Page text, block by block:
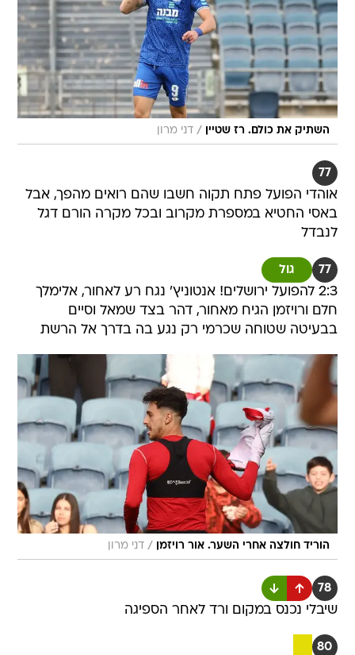
השתיק את כולם. רז שטיין / דני מרון
77
אוהדי הפועל פתח תקוה חשבו שהם רואים מהפך, אבל
באסי החטיא במספרת מקרוב ובכל מקרה הורם דגל
לנבדל
77 גול
2:3 להפועל ירושלים! אנטוניץ' נגח רע לאחור, אלימלך
חלם ורויזמן הגיח מאחור, דהר בצד שמאל וסיים
בבעיטה שטוחה שכרמי רק נגע בה בדרך אל הרשת
הוריד חולצה אחרי השער. אור רויזמן / דני מרון
78
שיבלי נכנס במקום ורד לאחר הספיגה
80